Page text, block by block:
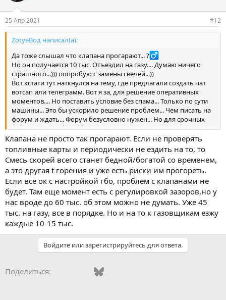
25 Апр 2021 #12
ZotyeВод написал(а):
Да тоже слышал что клапана прогарают... ?‍
Но он получается 10 тыс. Отъездил на газу.... Думаю ничего
страшного...))) попробую с замены свечей...))
Вот кстати тут наткнулся на тему, где предлагали создать чат
вотсап или телеграмм. Вот я за, для решение оперативных
моментов.... Но поставить условие без спама... Только по сути
машины... Это бы ускорило решение проблем... Чем писать на
форум и ждать... Форум безусловно нужен... Но для срочных
вопросов чаты было бы ?
Клапана не просто так прогарают. Если не проверять
топливные карты и периодически не ездить на то, то
Смесь скорей всего станет бедной/богатой со временем,
а это другая t горения и уже есть риски им прогореть.
Если все ок с настройкой гбо, проблем с клапанами не
будет. Там еще момент есть с регулировкой зазоров,но у
нас вроде до 60 тыс. об этом можно не думать. Уже 45
тыс. на газу, все в порядке. Но и на то к газовщикам езжу
каждые 10-15 тыс.
Войдите или зарегистрируйтесь для ответа.
Поделиться: Vkontakte
FacebookBluesky